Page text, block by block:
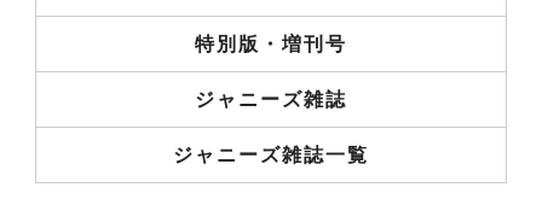
特別版・増刊号
ジャニーズ雑誌
ジャニーズ雑誌一覧